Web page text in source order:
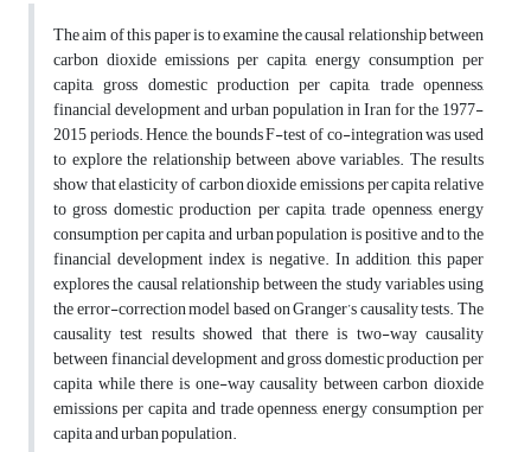
The aim of this paper is to examine the causal relationship between
carbon dioxide emissions per capita, energy consumption per
capita, gross domestic production per capita, trade openness,
financial development and urban population in Iran for the 1977-
2015 periods. Hence, the bounds F-test of co-integration was used
to explore the relationship between above variables. The results
show that elasticity of carbon dioxide emissions per capita relative
to gross domestic production per capita, trade openness, energy
consumption per capita and urban population is positive and to the
financial development index is negative. In addition, this paper
explores the causal relationship between the study variables using
the error-correction model based on Granger’s causality tests. The
causality test results showed that there is two-way causality
between financial development and gross domestic production per
capita while there is one-way causality between carbon dioxide
emissions per capita and trade openness, energy consumption per
capita and urban population.